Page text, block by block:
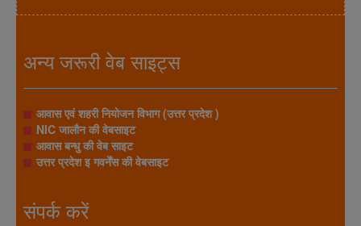
अन्य जरूरी वेब साइट्स
आवास एवं शहरी नियोजन विभाग (उत्तर प्रदेश )
NIC जालौन की वेबसाइट
आवास बन्धु की वेब साइट
उत्तर प्रदेश इ गवर्नेंस की वेबसाइट
संपर्क करें